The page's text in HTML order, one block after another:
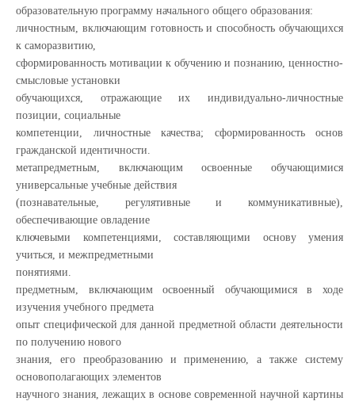
образовательную программу начального общего образования:
личностным, включающим готовность и способность обучающихся
к саморазвитию,
сформированность мотивации к обучению и познанию, ценностно-
смысловые установки
обучающихся, отражающие их индивидуально-личностные
позиции, социальные
компетенции, личностные качества; сформированность основ
гражданской идентичности.
метапредметным, включающим освоенные обучающимися
универсальные учебные действия
(познавательные, регулятивные и коммуникативные),
обеспечивающие овладение
ключевыми компетенциями, составляющими основу умения
учиться, и межпредметными
понятиями.
предметным, включающим освоенный обучающимися в ходе
изучения учебного предмета
опыт специфической для данной предметной области деятельности
по получению нового
знания, его преобразованию и применению, а также систему
основополагающих элементов
научного знания, лежащих в основе современной научной картины